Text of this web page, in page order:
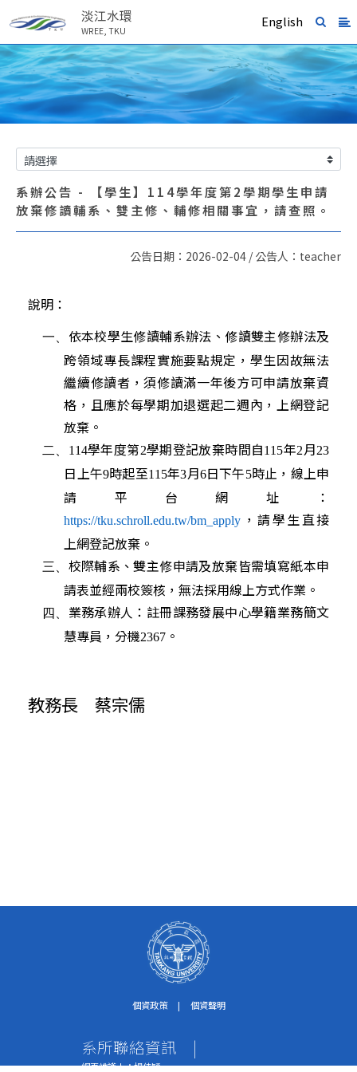
淡江水環
WREE, TKU
English
系辦公告 - 【學生】114學年度第2學期學生申請
放棄修讀輔系、雙主修、輔修相關事宜，請查照。
公告日期：2026-02-04 / 公告人：teacher
說明：
一、 依本校學生修讀輔系辦法、修讀雙主修辦法及
跨領域專長課程實施要點規定，學生因故無法
繼續修讀者，須修讀滿一年後方可申請放棄資
格，且應於每學期加退選起二週內，上網登記
放棄。
二、 114學年度第2學期登記放棄時間自115年2月23
日上午9時起至115年3月6日下午5時止，線上申
請平台網址：
https://tku.schroll.edu.tw/bm_apply ，請學生直接
上網登記放棄。
三、 校際輔系、雙主修申請及放棄皆需填寫紙本申
請表並經兩校簽核，無法採用線上方式作業。
四、 業務承辦人：註冊課務發展中心學籍業務簡文
慧專員，分機2367 。
教務長 蔡宗儒
個資政策 | 個資聲明
系所聯絡資訊 |
網頁維護人：楊佳穎